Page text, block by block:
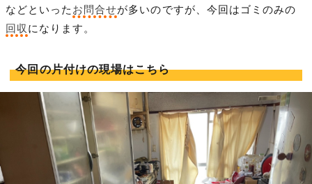
などといった お問合せが多いのですが、今回はゴミのみの
回収 になります。
今回の片付けの現場はこちら